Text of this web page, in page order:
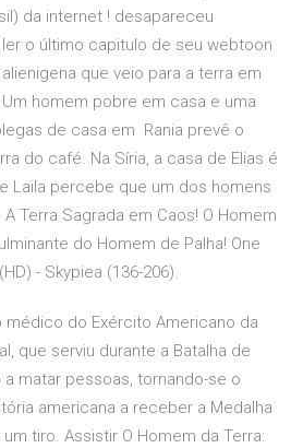
da internet ! desapareceu
o último capitulo de seu webtoon
que veio para a terra em
homem pobre em casa e uma
de casa em Rania prevê o
do café. Na Síria, a casa de Elias é
Laila percebe que um dos homens
Terra Sagrada em Caos! O Homem
do Homem de Palha! One
- Skypiea (136-206).
médico do Exército Americano da
que serviu durante a Batalha de
a matar pessoas, tornando-se o
americana a receber a Medalha
tiro. Assistir O Homem da Terra: